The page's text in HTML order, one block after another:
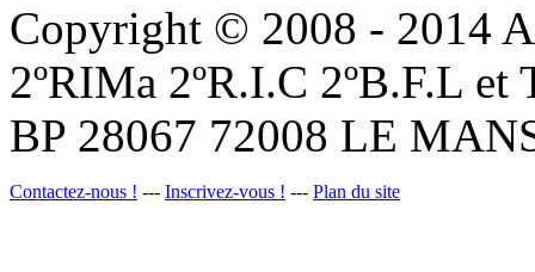
Copyright © 2008 - 2014
2ºRIMa 2ºR.I.C 2ºB.F.L
BP 28067 72008 LE
Contactez-nous ! --- Inscrivez-vous ! --- Plan du site